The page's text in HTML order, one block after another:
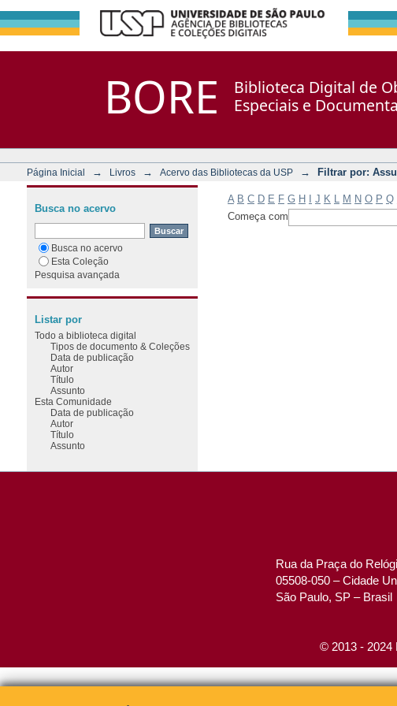
BORE
Biblioteca Digital de
Especiais e
Página Inicial → Livros → Acervo das Bibliotecas da USP → Filtrar por:
A B C D E F G H J K M N O P Q
Começa com
Busca no acervo
Busca no acervo
Esta Coleção
Pesquisa avançada
Listar por
Todo a biblioteca digital
Tipos de documento & Coleções
Data de publicação
Autor
Título
Assunto
Esta Comunidade
Data de publicação
Autor
Título
Assunto
Rua da Praça do
05508-050 – Cidade
São Paulo, SP – Brasil
© 2013 - 2024